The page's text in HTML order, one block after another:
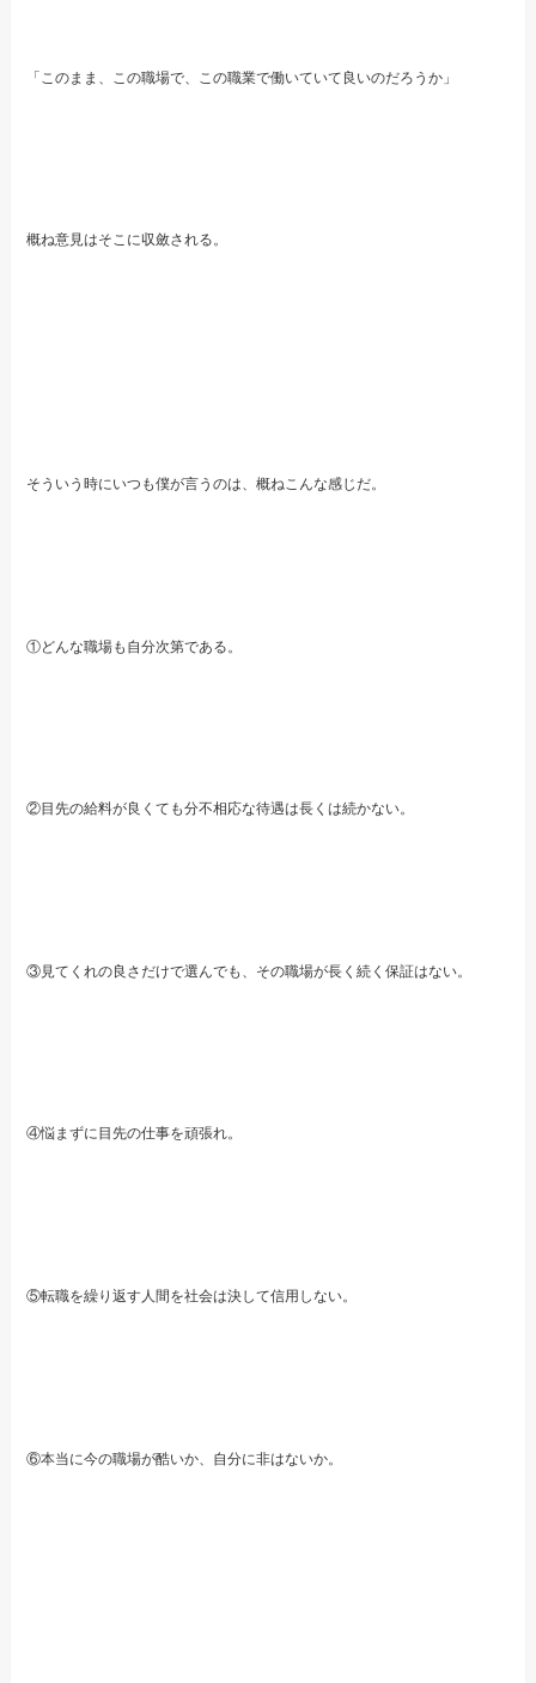
「このまま、この職場で、この職業で働いていて良いのだろうか」
概ね意見はそこに収斂される。
そういう時にいつも僕が言うのは、概ねこんな感じだ。
①どんな職場も自分次第である。
②目先の給料が良くても分不相応な待遇は長くは続かない。
③見てくれの良さだけで選んでも、その職場が長く続く保証はない。
④悩まずに目先の仕事を頑張れ。
⑤転職を繰り返す人間を社会は決して信用しない。
⑥本当に今の職場が酷いか、自分に非はないか。